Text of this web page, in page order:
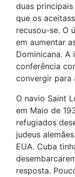
duas
que os
recusou-se. O
em aumentar
Dominicana. A
conferência
convergir para
O navio Saint
em Maio de
refugiados
judeus
EUA. Cuba
resposta.